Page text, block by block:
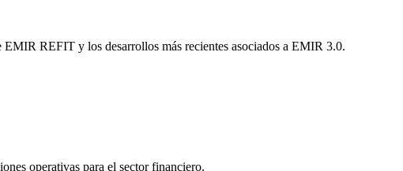
REFIT y los desarrollos más recientes asociados a EMIR 3.0.
operativas para el sector financiero.